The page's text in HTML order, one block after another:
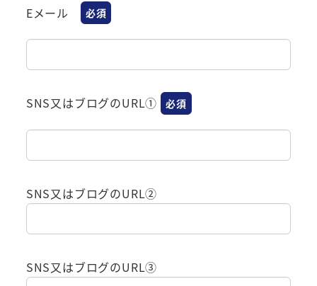
Eメール 必須
SNS又はブログのURL① 必須
SNS又はブログのURL②
SNS又はブログのURL③